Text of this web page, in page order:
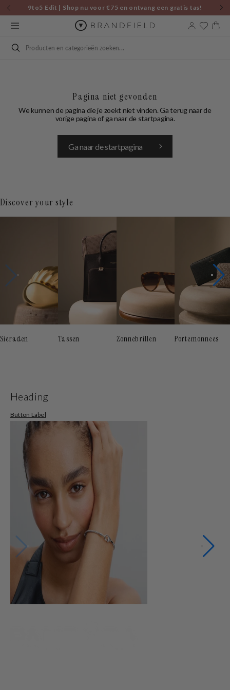
Skip to
content
9to5 Edit | Shop nu voor €75 en ontvang een gratis tas!
Cart
Search
Pagina niet gevonden
We kunnen de pagina die je zoekt niet vinden. Ga terug naar de
vorige pagina of ga naar de startpagina.
Ga naar de startpagina
Discover your style
Sieraden Tassen Zonnebrillen Portemonnees
Heading
Button Label